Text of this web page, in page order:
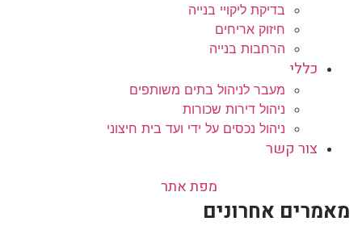
בדיקת ליקויי בנייה
חיזוק אריחים
הרחבות בנייה
כללי
מעבר לניהול בתים משותפים
ניהול דירות שכורות
ניהול נכסים על ידי ועד בית חיצוני
צור קשר
מפת אתר
מאמרים אחרונים